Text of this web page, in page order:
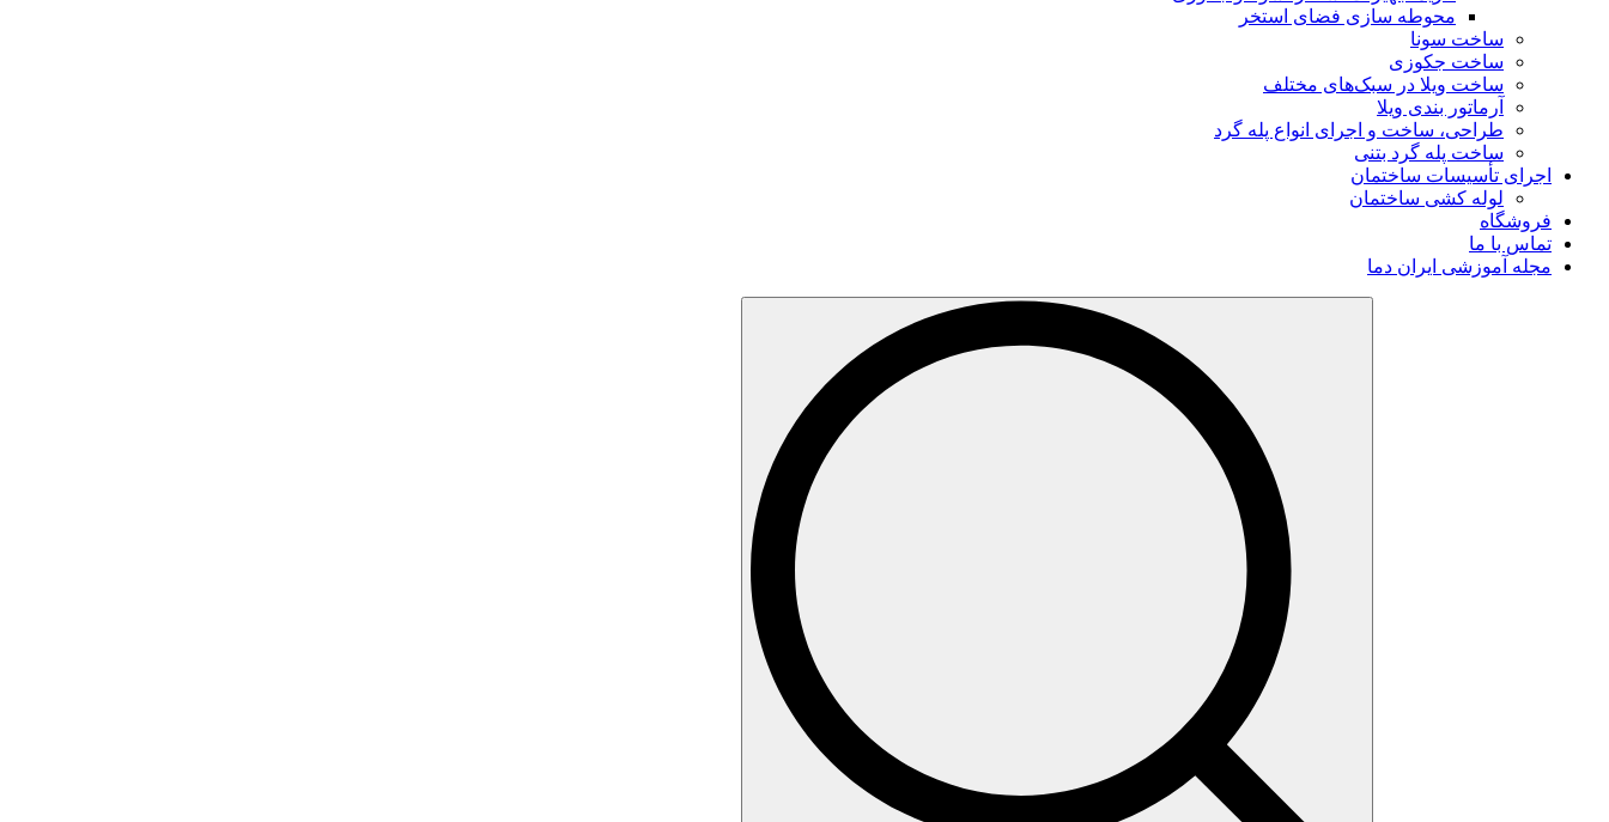
محوطه‌ سازی فضای استخر
ساخت سونا
ساخت جکوزی
ساخت ویلا در سبک‌های مختلف
آرماتور بندی ویلا
طراحی، ساخت و اجرای انواع پله گرد
ساخت پله گرد بتنی
اجرای تأسیسات ساختمان
لوله کشی ساختمان
فروشگاه
تماس با ما
مجله آموزشی ایران دما